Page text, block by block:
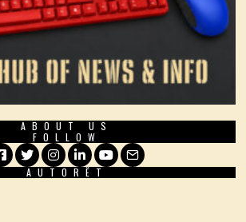
ABOUT US
FOLLOW
Facebook
TwitterInstagram
LinkedIn
YouTube
Email
AUTORËT